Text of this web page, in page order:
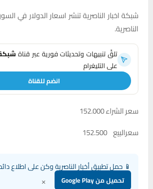
شبكة اخبار الناصرية تنشر اسعار الدولار في
الناصرية.
تلقَّ تنبيهات وتحديثات فورية عبر قناةشبكة
على التليغرام
انضم للقناة
سعر الشراء 152.000
سعرالبيع 152.500
📱 حمل تطبيق أخبار الناصرية وكن على اطلاع
تحميل من Google Play ×